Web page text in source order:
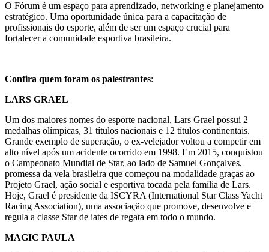
O Fórum é um espaço para aprendizado, networking e planejamento
estratégico. Uma oportunidade única para a capacitação de
profissionais do esporte, além de ser um espaço crucial para
fortalecer a comunidade esportiva brasileira.
Confira quem foram os palestrantes:
LARS GRAEL
Um dos maiores nomes do esporte nacional, Lars Grael possui 2
medalhas olímpicas, 31 títulos nacionais e 12 títulos continentais.
Grande exemplo de superação, o ex-velejador voltou a competir em
alto nível após um acidente ocorrido em 1998. Em 2015, conquistou
o Campeonato Mundial de Star, ao lado de Samuel Gonçalves,
promessa da vela brasileira que começou na modalidade graças ao
Projeto Grael, ação social e esportiva tocada pela família de Lars.
Hoje, Grael é presidente da ISCYRA (International Star Class Yacht
Racing Association), uma associação que promove, desenvolve e
regula a classe Star de iates de regata em todo o mundo.
MAGIC PAULA